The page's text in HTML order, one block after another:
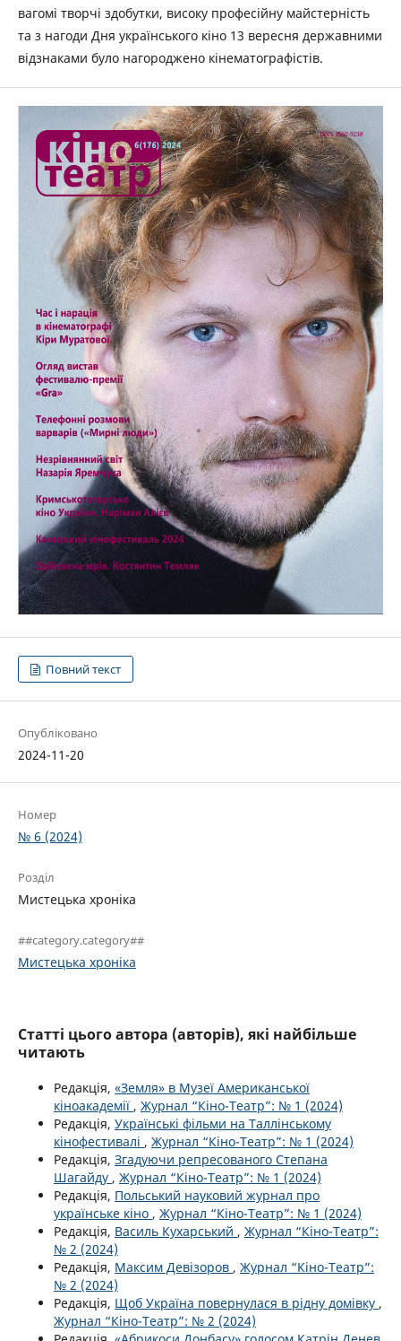
вагомі творчі здобутки, високу професійну майстерність
та з нагоди Дня українського кіно 13 вересня державними
відзнаками було нагороджено кінематографістів.
Повний текст
Опубліковано
2024-11-20
Номер
№ 6 (2024)
Розділ
Мистецька хроніка
##category.category##
Мистецька хроніка
Статті цього автора (авторів), які найбільше
читають
Редакція, «Земля» в Музеї Американської
кіноакадемії , Журнал “Кіно-Театр”: № 1 (2024)
Редакція, Українські фільми на Таллінському
кінофестивалі , Журнал “Кіно-Театр”: № 1 (2024)
Редакція, Згадуючи репресованого Степана
Шагайду , Журнал “Кіно-Театр”: № 1 (2024)
Редакція, Польський науковий журнал про
українське кіно , Журнал “Кіно-Театр”: № 1 (2024)
Редакція, Василь Кухарський , Журнал “Кіно-Театр”:
№ 2 (2024)
Редакція, Максим Девізоров , Журнал “Кіно-Театр”:
№ 2 (2024)
Редакція, Щоб Україна повернулася в рідну домівку ,
Журнал “Кіно-Театр”: № 2 (2024)